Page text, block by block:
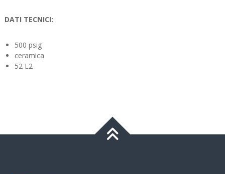
DATI TECNICI:
500 psig
ceramica
52 L2